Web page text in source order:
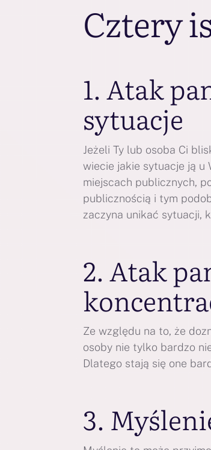
Cztery
1. Atak
sytuacje
Jeżeli Ty lub osoba Ci
wiecie jakie sytuacje ją u
miejscach publicznych,
publicznością i tym
zaczyna unikać sytuacji,
2. Atak
Ze względu na to, że
osoby nie tylko bardzo
Dlatego stają się one
3.